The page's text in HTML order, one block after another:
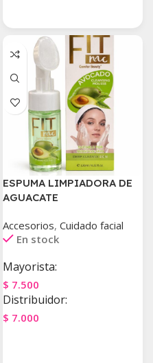
ESPUMA LIMPIADORA DE
AGUACATE
Accesorios, Cuidado facial
En stock
Mayorista:
$ 7.500
Distribuidor:
$ 7.000